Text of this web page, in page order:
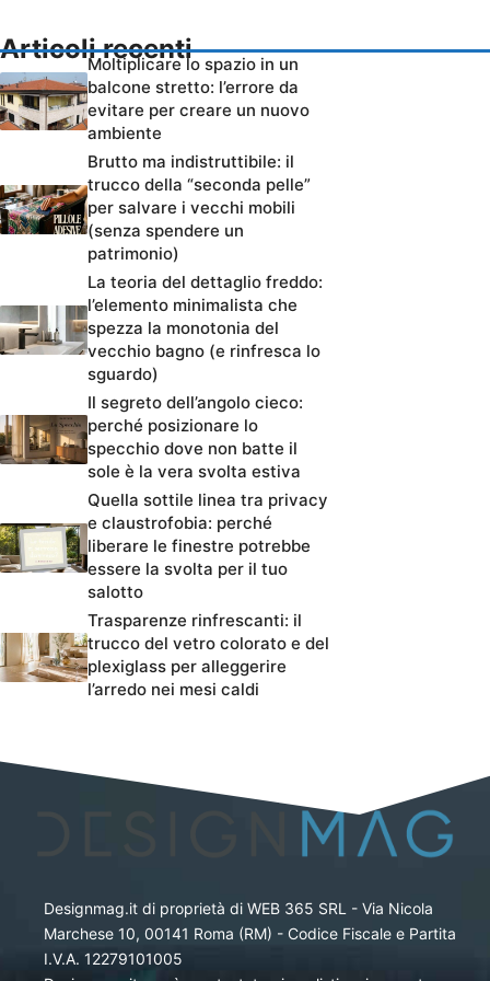
Articoli recenti
Moltiplicare lo spazio in un
balcone stretto: l’errore da
evitare per creare un nuovo
ambiente
Brutto ma indistruttibile: il
trucco della “seconda pelle”
per salvare i vecchi mobili
(senza spendere un
patrimonio)
La teoria del dettaglio freddo:
l’elemento minimalista che
spezza la monotonia del
vecchio bagno (e rinfresca lo
sguardo)
Il segreto dell’angolo cieco:
perché posizionare lo
specchio dove non batte il
sole è la vera svolta estiva
Quella sottile linea tra privacy
e claustrofobia: perché
liberare le finestre potrebbe
essere la svolta per il tuo
salotto
Trasparenze rinfrescanti: il
trucco del vetro colorato e del
plexiglass per alleggerire
l’arredo nei mesi caldi
Designmag.it di proprietà di WEB 365 SRL - Via Nicola
Marchese 10, 00141 Roma (RM) - Codice Fiscale e Partita
I.V.A. 12279101005